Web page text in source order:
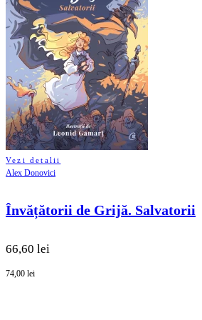
Vezi detalii
Alex Donovici
Învățătorii de Grijă. Salvatorii
66,60 lei
74,00 lei